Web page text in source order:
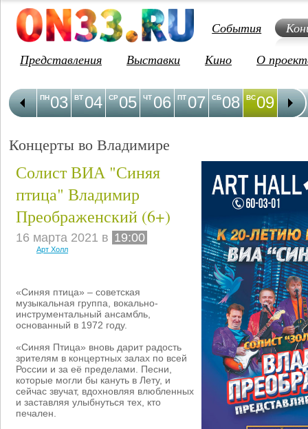
События
Представления
Выставки Кино О
03
ПН 04
ВТ 05
СР 06
ЧТ 07
ПТ 08
СБ 09
ВС 10
ПН
Концерты во Владимире
Солист ВИА "Синяя
птица" Владимир
Преображенский (6+)
16 марта 2021 в 19:00
Арт Холл
«Синяя птица» – советская
музыкальная группа, вокально-
инструментальный ансамбль,
основанный в 1972 году.
«Синяя Птица» вновь дарит радость
зрителям в концертных залах по всей
России и за её пределами. Песни,
которые могли бы кануть в Лету, и
сейчас звучат, вдохновляя влюбленных
и заставляя улыбнуться тех, кто
печален.